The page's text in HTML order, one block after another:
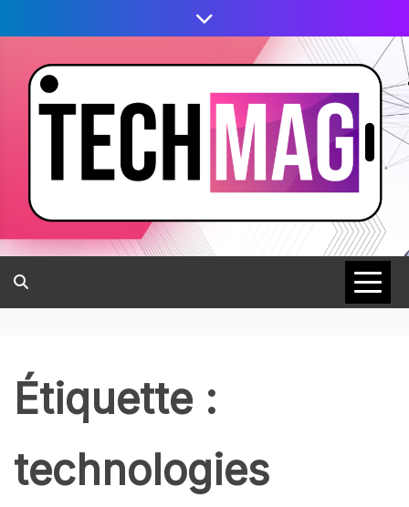
Étiquette :
technologies